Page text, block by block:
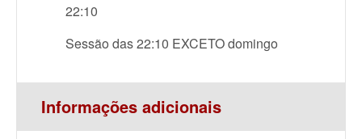
22:10
Sessão das 22:10 EXCETO domingo
Informações adicionais